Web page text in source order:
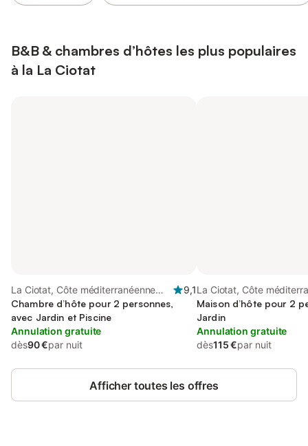
B&B & chambres d’hôtes les plus populaires
à la La Ciotat
La Ciotat, Côte méditerranéenne
(France)
9,1
Chambre d’hôte pour 2 personnes,
avec Jardin et Piscine
Annulation gratuite
dès90 €par nuit
La Ciotat, Côte
(France)
Maison d’hôte pour 2
Jardin
Annulation gratuite
dès115 €par nuit
Afficher toutes les offres